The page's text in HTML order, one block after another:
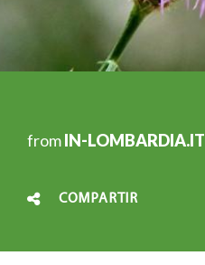
fromIN-LOMBARDIA.IT
COMPARTIR